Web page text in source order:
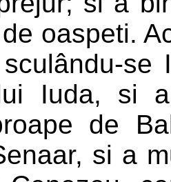
oaspeti.
Iuda, si
de
si a